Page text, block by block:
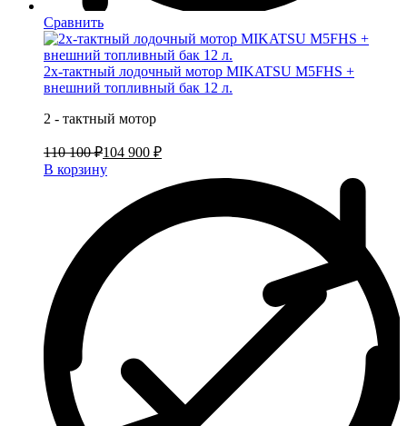
Сравнить
2х-тактный лодочный мотор MIKATSU M5FHS +
внешний топливный бак 12 л.
2 - тактный мотор
110 100 ₽104 900 ₽
В корзину